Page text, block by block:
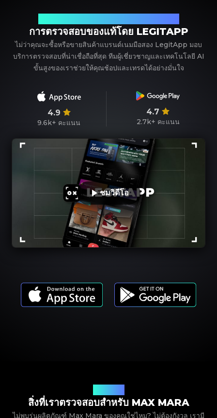
การตรวจสอบของแท้โดย LEGITAPP
ไม่ว่าคุณจะซื้อหรือขายสินค้าแบรนด์เนมมือสอง LegitApp มอบ
บริการตรวจสอบที่น่าเชื่อถือที่สุด ทีมผู้เชี่ยวชาญและเทคโนโลยี AI
ขั้นสูงของเราช่วยให้คุณช้อปและเทรดได้อย่างมั่นใจ
4.9
9.6k+ คะแนน
4.7
2.7k+ คะแนน
ชมวิดีโอ
สิ่งที่เราตรวจสอบสำหรับ MAX MARA
ไม่พบรุ่นผลิตภัณฑ์ Max Mara ของคุณใช่ไหม? ไม่ต้องกังวล เรามี